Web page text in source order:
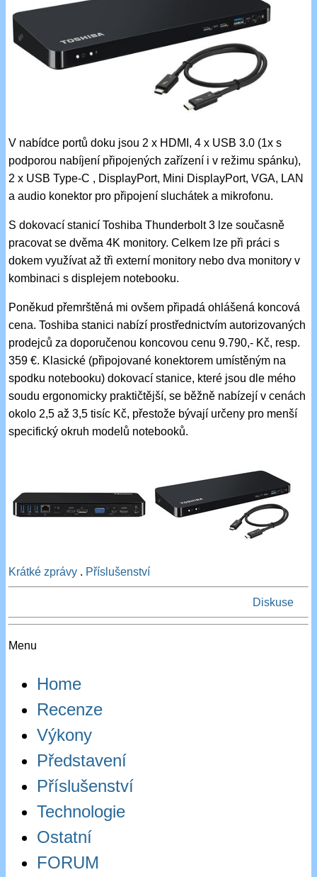
V nabídce portů doku jsou 2 x HDMI, 4 x USB 3.0 (1x s
podporou nabíjení připojených zařízení i v režimu spánku),
2 x USB Type-C , DisplayPort, Mini DisplayPort, VGA, LAN
a audio konektor pro připojení sluchátek a mikrofonu.
S dokovací stanicí Toshiba Thunderbolt 3 lze současně
pracovat se dvěma 4K monitory. Celkem lze při práci s
dokem využívat až tři externí monitory nebo dva monitory v
kombinaci s displejem notebooku.
Poněkud přemrštěná mi ovšem připadá ohlášená koncová
cena. Toshiba stanici nabízí prostřednictvím autorizovaných
prodejců za doporučenou koncovou cenu 9.790,- Kč, resp.
359 €. Klasické (připojované konektorem umístěným na
spodku notebooku) dokovací stanice, které jsou dle mého
soudu ergonomicky praktičtější, se běžně nabízejí v cenách
okolo 2,5 až 3,5 tisíc Kč, přestože bývají určeny pro menší
specifický okruh modelů notebooků.
Krátké zprávy . Příslušenství
Diskuse
Menu
Home
Recenze
Výkony
Představení
Příslušenství
Technologie
Ostatní
FORUM